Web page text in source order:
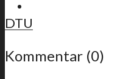
DTU
Kommentar (0)